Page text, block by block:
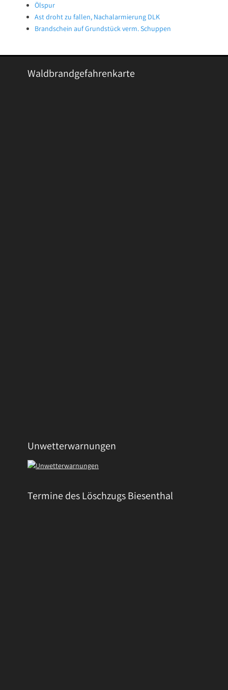
Ölspur
Ast droht zu fallen, Nachalarmierung DLK
Brandschein auf Grundstück verm. Schuppen
Waldbrandgefahrenkarte
Unwetterwarnungen
Termine des Löschzugs Biesenthal